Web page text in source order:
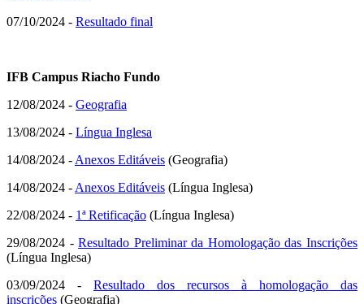
07/10/2024 - Resultado final
IFB Campus Riacho Fundo
12/08/2024 - Geografia
13/08/2024 - Língua Inglesa
14/08/2024 - Anexos Editáveis (Geografia)
14/08/2024 - Anexos Editáveis (Língua Inglesa)
22/08/2024 - 1ª Retificação (Língua Inglesa)
29/08/2024 -Resultado Preliminar da Homologação das Inscrições
(Língua Inglesa)
03/09/2024 - Resultado dos recursos à homologação das
inscrições (Geografia)